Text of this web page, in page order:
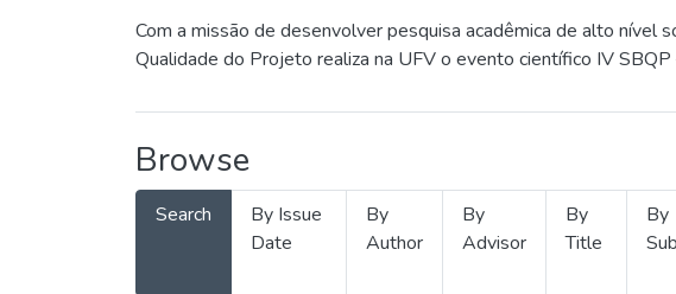
Com a missão de desenvolver pesquisa acadêmica de alto nível
Qualidade do Projeto realiza na UFV o evento científico IV
Browse
Search
By Issue
Date
By
Author
By
Advisor
By
Title
By